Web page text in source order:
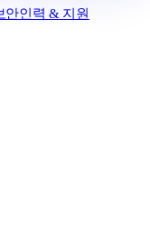
안인력 & 지원